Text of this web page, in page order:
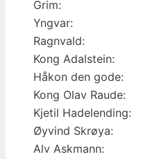
Grim:
Yngvar:
Ragnvald:
Kong Adalstein:
Håkon den gode:
Kong Olav Raude:
Kjetil Hadelending:
Øyvind Skrøya:
Alv Askmann: